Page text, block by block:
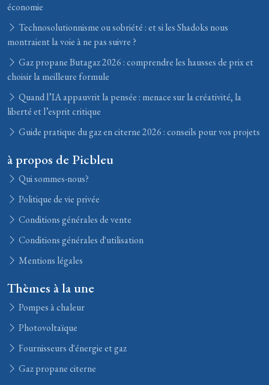
économie
Technosolutionnisme ou sobriété : et si les Shadoks nous
montraient la voie à ne pas suivre ?
Gaz propane Butagaz 2026 : comprendre les hausses de prix et
choisir la meilleure formule
Quand l’IA appauvrit la pensée : menace sur la créativité, la
liberté et l’esprit critique
Guide pratique du gaz en citerne 2026 : conseils pour vos projets
à propos de Picbleu
Qui sommes-nous?
Politique de vie privée
Conditions générales de vente
Conditions générales d'utilisation
Mentions légales
Thèmes à la une
Pompes à chaleur
Photovoltaïque
Fournisseurs d'énergie et gaz
Gaz propane citerne